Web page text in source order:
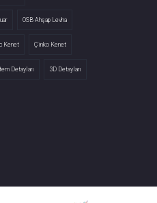
OSB Ahşap Levha
Kenet Çinko Kenet
Detayları 3D Detayları